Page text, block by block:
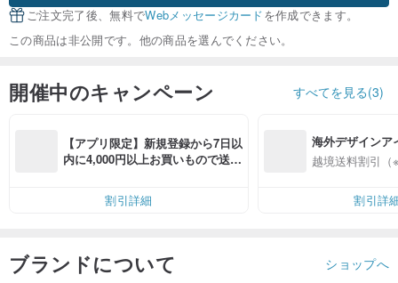
ご注文完了後、無料でWebメッセージカードを作成できます。
この商品は非公開です。他の商品を選んでください。
開催中のキャンペーン すべてを見る(3)
【アプリ限定】新規登録から7日以
内に4,000円以上お買いもので送料
割引詳細
海外デザインア
入
越境送料割引（
割引詳
ブランドについて ショップへ